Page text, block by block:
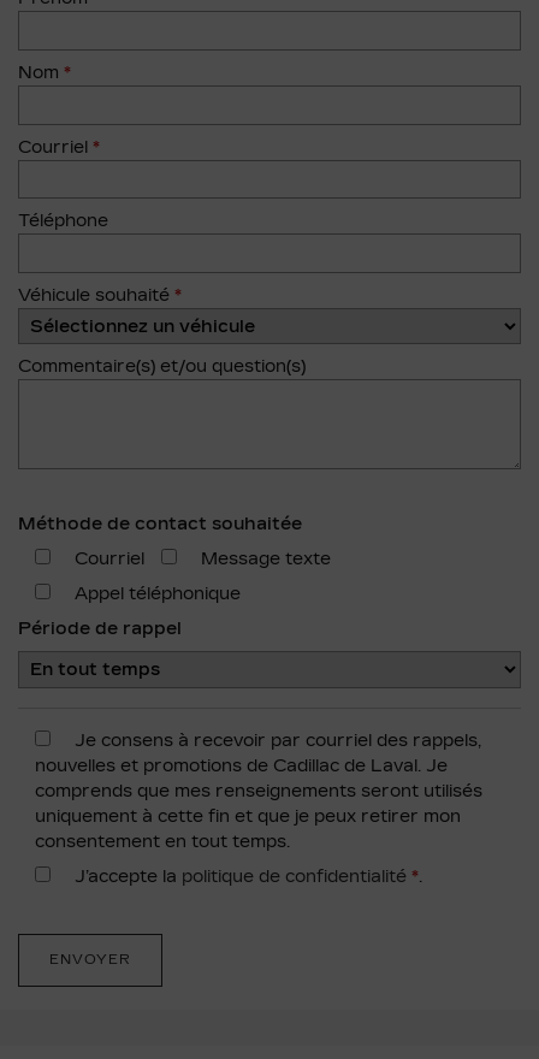
Nom *
Courriel *
Téléphone
Véhicule souhaité *
Commentaire(s) et/ou question(s)
Méthode de contact souhaitée
Courriel
Message texte
Appel téléphonique
Période de rappel
Je consens à recevoir par courriel des rappels,
nouvelles et promotions de Cadillac de Laval. Je
comprends que mes renseignements seront utilisés
uniquement à cette fin et que je peux retirer mon
consentement en tout temps.
J’accepte la politique de confidentialité *.